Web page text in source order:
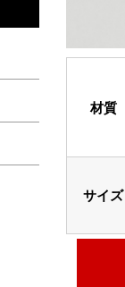
材質
サイズ